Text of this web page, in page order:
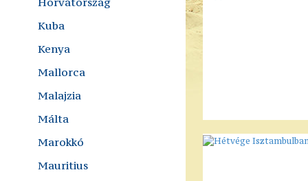
Kuba
Kenya
Mallorca
Malajzia
Málta
Marokkó
Mauritius